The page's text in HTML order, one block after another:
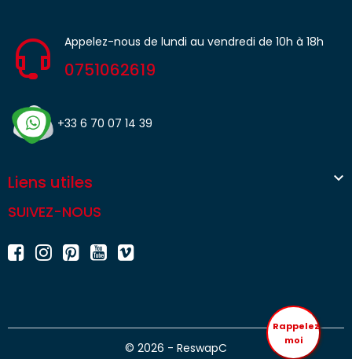
Appelez-nous de lundi au vendredi de 10h à 18h
0751062619
+33 6 70 07 14 39
Liens utiles 
SUIVEZ-NOUS
© 2026 - ReswapC
Rappelez
moi